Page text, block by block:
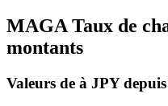
Copie de Trading
Rejoignez les meilleurs
MAGA Taux de
montants
Valeurs de à JPY